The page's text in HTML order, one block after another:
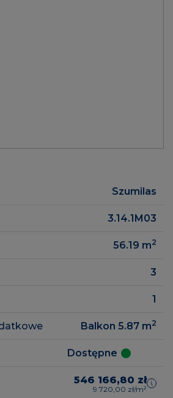
Szumilas
3.14.1M03
56.19 m2
3
1
Balkon 5.87 m2
Dostępne
546 166,80 zł
9 720,00 zł/m²